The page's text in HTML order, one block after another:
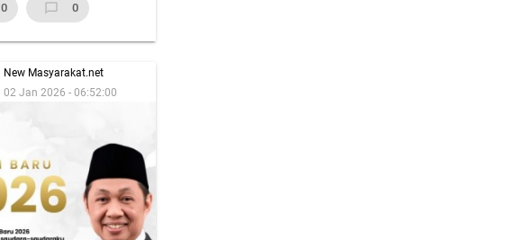
0 chat_bubble_outline 0
New Masyarakat.net
02 Jan 2026 - 06:52:00